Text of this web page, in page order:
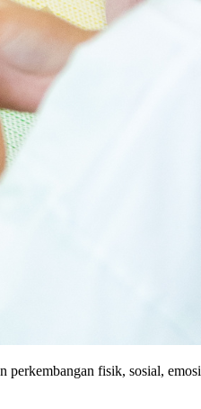
perkembangan fisik, sosial,